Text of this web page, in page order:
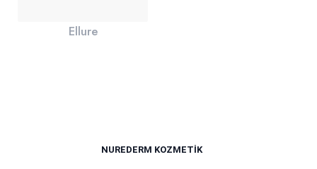
Ellure
NUREDERM KOZMETIK